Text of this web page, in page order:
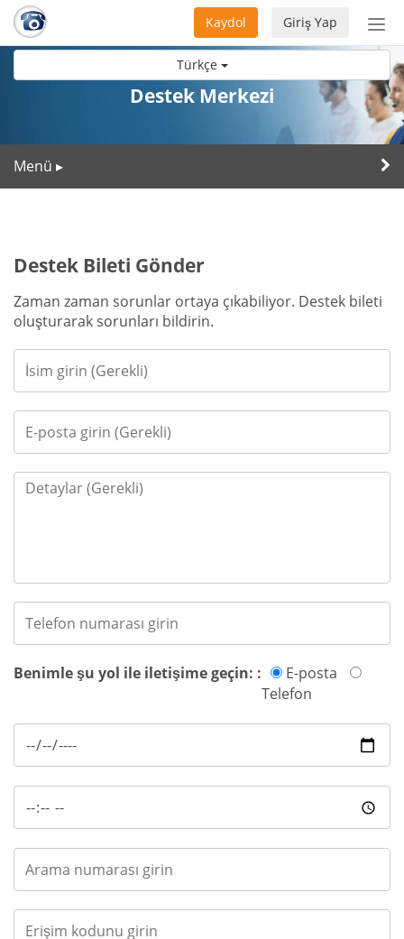
Türkçe
aç/
Giriş Yap
Kaydol
Destek Merkezi
Menü ▸
Destek Bileti Gönder
Zaman zaman sorunlar ortaya çıkabiliyor. Destek bileti
oluşturarak sorunları bildirin.
Benimle şu yol ile iletişime geçin: :
E-posta
Telefon